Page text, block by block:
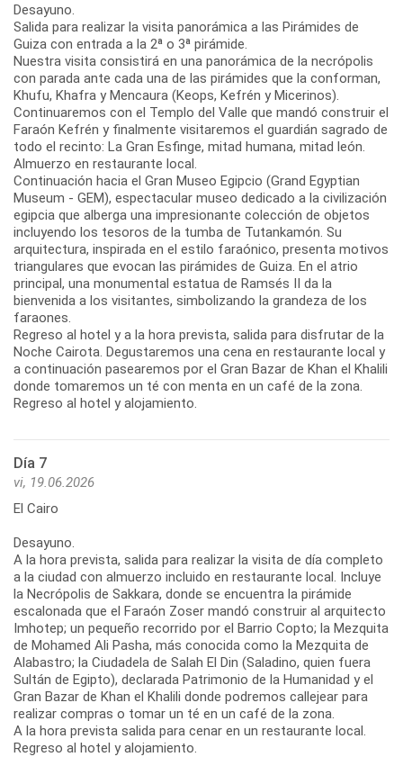
Desayuno.
Salida para realizar la visita panorámica a las Pirámides de
Guiza con entrada a la 2ª o 3ª pirámide.
Nuestra visita consistirá en una panorámica de la necrópolis
con parada ante cada una de las pirámides que la conforman,
Khufu, Khafra y Mencaura (Keops, Kefrén y Micerinos).
Continuaremos con el Templo del Valle que mandó construir el
Faraón Kefrén y finalmente visitaremos el guardián sagrado de
todo el recinto: La Gran Esfinge, mitad humana, mitad león.
Almuerzo en restaurante local.
Continuación hacia el Gran Museo Egipcio (Grand Egyptian
Museum - GEM), espectacular museo dedicado a la civilización
egipcia que alberga una impresionante colección de objetos
incluyendo los tesoros de la tumba de Tutankamón. Su
arquitectura, inspirada en el estilo faraónico, presenta motivos
triangulares que evocan las pirámides de Guiza. En el atrio
principal, una monumental estatua de Ramsés II da la
bienvenida a los visitantes, simbolizando la grandeza de los
faraones.
Regreso al hotel y a la hora prevista, salida para disfrutar de la
Noche Cairota. Degustaremos una cena en restaurante local y
a continuación pasearemos por el Gran Bazar de Khan el Khalili
donde tomaremos un té con menta en un café de la zona.
Regreso al hotel y alojamiento.
Día 7
vi, 19.06.2026
El Cairo
Desayuno.
A la hora prevista, salida para realizar la visita de día completo
a la ciudad con almuerzo incluido en restaurante local. Incluye
la Necrópolis de Sakkara, donde se encuentra la pirámide
escalonada que el Faraón Zoser mandó construir al arquitecto
Imhotep; un pequeño recorrido por el Barrio Copto; la Mezquita
de Mohamed Ali Pasha, más conocida como la Mezquita de
Alabastro; la Ciudadela de Salah El Din (Saladino, quien fuera
Sultán de Egipto), declarada Patrimonio de la Humanidad y el
Gran Bazar de Khan el Khalili donde podremos callejear para
realizar compras o tomar un té en un café de la zona.
A la hora prevista salida para cenar en un restaurante local.
Regreso al hotel y alojamiento.